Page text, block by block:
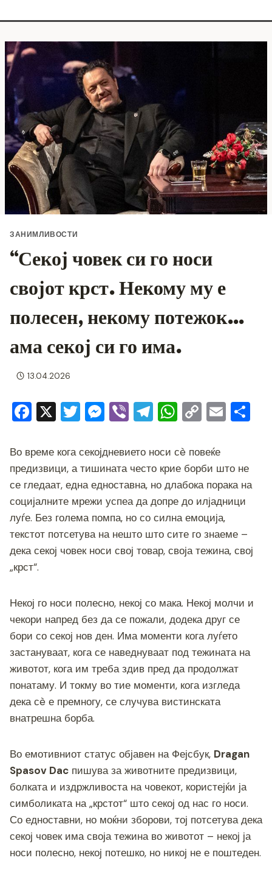
ЗАНИМЛИВОСТИ
“Секој човек си го носи
својот крст. Некому му е
полесен, некому потежок…
ама секој си го има.
13.04.2026
F
c
e
b
o
o
k
X T
tt
er
M
ss
e
n
g
er
Vi
er
T
e
gr
a
m
W
at
s
A
p
p
C
p
y
Li
n
k
E
l
Во време кога секојдневието носи сè повеќе
предизвици, а тишината често крие борби што не
се гледаат, една едноставна, но длабока порака на
социјалните мрежи успеа да допре до илјадници
луѓе. Без голема помпа, но со силна емоција,
текстот потсетува на нешто што сите го знаеме –
дека секој човек носи свој товар, своја тежина, свој
„крст“.
Некој го носи полесно, некој со мака. Некој молчи и
чекори напред без да се пожали, додека друг се
бори со секој нов ден. Има моменти кога луѓето
застануваат, кога се наведнуваат под тежината на
животот, кога им треба здив пред да продолжат
понатаму. И токму во тие моменти, кога изгледа
дека сè е премногу, се случува вистинската
внатрешна борба.
Во емотивниот статус објавен на Фејсбук, Dragan
Spasov Dac пишува за животните предизвици,
болката и издржливоста на човекот, користејќи ја
симболиката на „крстот“ што секој од нас го носи.
Со едноставни, но моќни зборови, тој потсетува дека
секој човек има своја тежина во животот – некој ја
носи полесно, некој потешко, но никој не е поштеден.